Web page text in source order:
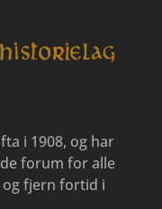
i 1908, og har
forum for alle
fjern fortid i